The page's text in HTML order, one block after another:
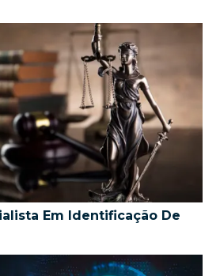
Em Identificação De